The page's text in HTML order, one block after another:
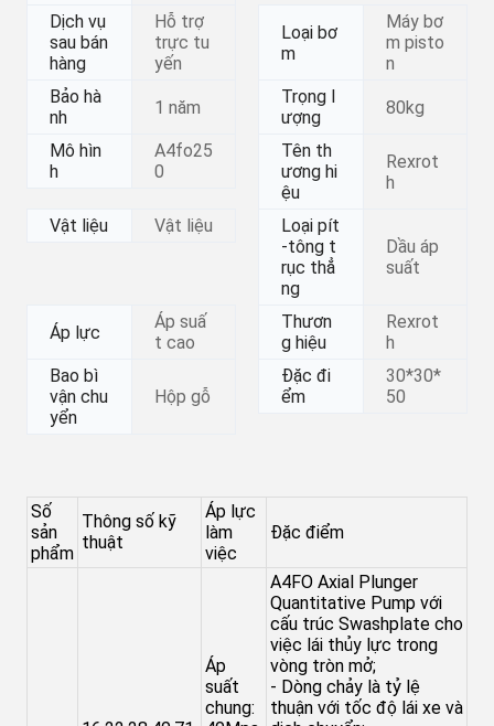
Dịch vụ
sau bán
hàng
Hỗ trợ
trực tu
yến
Loại bơ
m
Máy bơ
m pisto
n
Bảo hà
nh
1 năm
Trọng l
ượng
80kg
Mô hìn
h
A4fo25
0
Tên th
ương hi
ệu
Rexrot
h
Vật liệu Vật liệu
Loại pít
-tông t
rục thẳ
ng
Dầu áp
suất
Áp lực
Áp suấ
t cao
Thươn
g hiệu
Rexrot
h
Bao bì
vận chu
yển
Hộp gỗ
Đặc đi
ểm
30*30*
50
Số
sản
phẩm
Thông số kỹ
thuật
Áp lực
làm
việc
Đặc điểm
Áp
suất
chung:
A4FO Axial Plunger
Quantitative Pump với
cấu trúc Swashplate cho
việc lái thủy lực trong
vòng tròn mở;
- Dòng chảy là tỷ lệ
thuận với tốc độ lái xe và